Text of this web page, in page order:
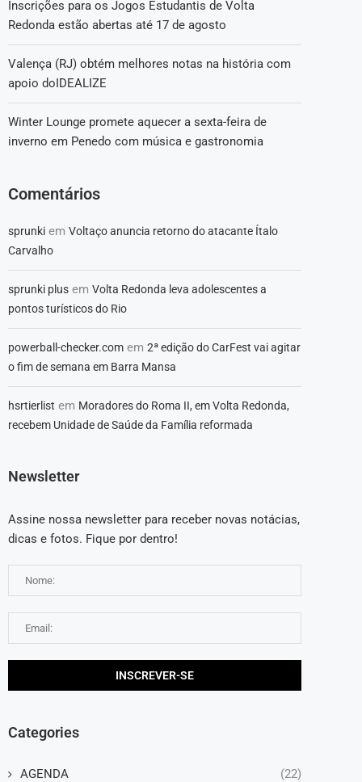
Inscrições para os Jogos Estudantis de Volta
Redonda estão abertas até 17 de agosto
Valença (RJ) obtém melhores notas na história com
apoio doIDEALIZE
Winter Lounge promete aquecer a sexta-feira de
inverno em Penedo com música e gastronomia
Comentários
sprunki em Voltaço anuncia retorno do atacante Ítalo
Carvalho
sprunki plus em Volta Redonda leva adolescentes a
pontos turísticos do Rio
powerball-checker.com em 2ª edição do CarFest vai agitar
o fim de semana em Barra Mansa
hsrtierlist em Moradores do Roma II, em Volta Redonda,
recebem Unidade de Saúde da Família reformada
Newsletter
Assine nossa newsletter para receber novas notácias,
dicas e fotos. Fique por dentro!
Categories
AGENDA (22)